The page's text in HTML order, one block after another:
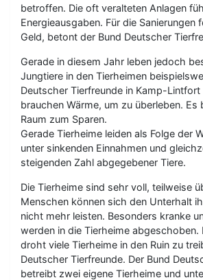
betroffen. Die oft veralteten Anlagen
Energieausgaben. Für die Sanierungen
Geld, betont der Bund Deutscher
Gerade in diesem Jahr leben jedoch
Jungtiere in den Tierheimen
Deutscher Tierfreunde in Kamp-Lintfort
brauchen Wärme, um zu überleben. Es
Raum zum Sparen.
Gerade Tierheime leiden als Folge der
unter sinkenden Einnahmen und
steigenden Zahl abgegebener Tiere.
Die Tierheime sind sehr voll, teilweise
Menschen können sich den Unterhalt
nicht mehr leisten. Besonders kranke
werden in die Tierheime abgeschoben.
droht viele Tierheime in den Ruin zu
Deutscher Tierfreunde. Der Bund
betreibt zwei eigene Tierheime und